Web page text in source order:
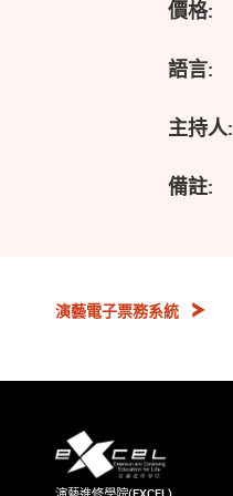
價格:
語言:
主持人:
備註:
演藝電子票務系統